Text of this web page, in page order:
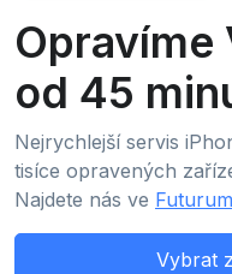
Opravíme
od 45
Nejrychlejší servis
tisíce opravených
Najdete nás ve
Vybrat